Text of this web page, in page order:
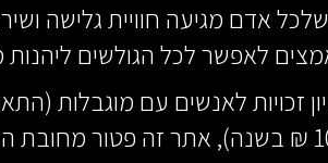
אדם מגיעה חוויית גלישה
לאפשר לכל הגולשים